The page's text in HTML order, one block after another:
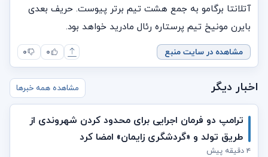
آتلانتا برگامو به جمع هشت تیم برتر پیوست. حریف بعدی
بایرن مونیخ تیم پرستاره رئال مادرید خواهد بود.
مشاهده در سایت منبع ۰ ۰
اخبار دیگر مشاهده همه خبرها
ترامپ دو فرمان اجرایی برای محدود کردن شهروندی از
طریق تولد و «گردشگری زایمان» امضا کرد
۴ دقیقه پیش